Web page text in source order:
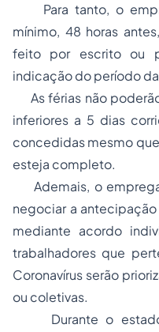
Para tanto, o
mínimo, 48 horas
feito por escrito ou
indicação do período
As férias não
inferiores a 5 dias
concedidas mesmo
esteja completo.
Ademais, o
negociar a
mediante acordo
trabalhadores que
Coronavírus serão
ou coletivas.
Durante o estado